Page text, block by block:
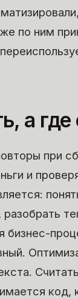
по ним
а
при
и
бизнес-
Считать
код,